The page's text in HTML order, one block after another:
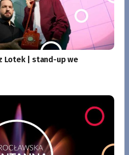
Lotek | stand-up we